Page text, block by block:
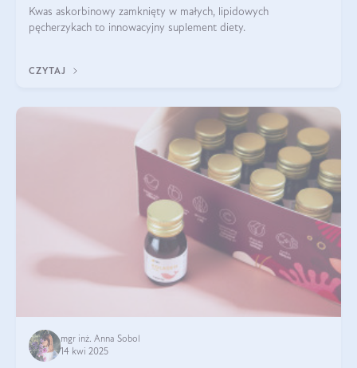
Kwas askorbinowy zamknięty w małych, lipidowych
pęcherzykach to innowacyjny suplement diety.
CZYTAJ
mgr inż. Anna Sobol
14 kwi 2025